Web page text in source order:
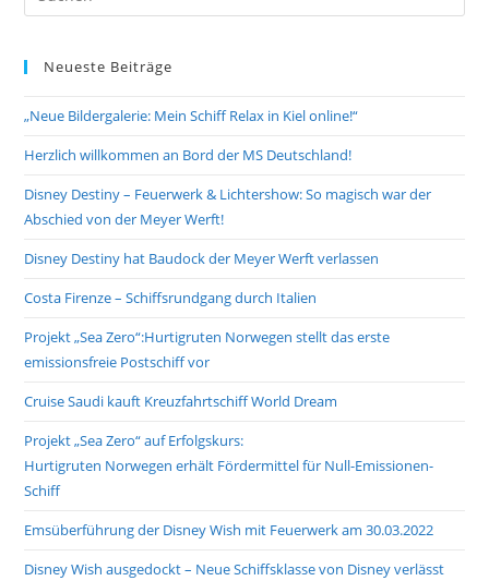
Neueste Beiträge
„Neue Bildergalerie: Mein Schiff Relax in Kiel online!“
Herzlich willkommen an Bord der MS Deutschland!
Disney Destiny – Feuerwerk & Lichtershow: So magisch war der
Abschied von der Meyer Werft!
Disney Destiny hat Baudock der Meyer Werft verlassen
Costa Firenze – Schiffsrundgang durch Italien
Projekt „Sea Zero“:Hurtigruten Norwegen stellt das erste
emissionsfreie Postschiff vor
Cruise Saudi kauft Kreuzfahrtschiff World Dream
Projekt „Sea Zero“ auf Erfolgskurs:
Hurtigruten Norwegen erhält Fördermittel für Null-Emissionen-
Schiff
Emsüberführung der Disney Wish mit Feuerwerk am 30.03.2022
Disney Wish ausgedockt – Neue Schiffsklasse von Disney verlässt